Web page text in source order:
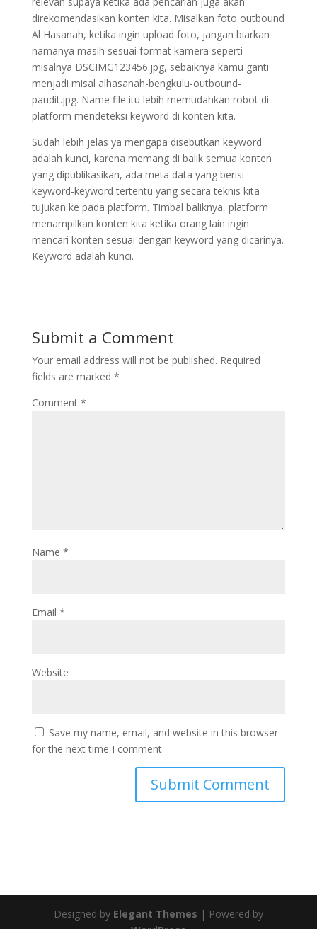
direkomendasikan konten kita. Misalkan foto outbound
Al Hasanah, ketika ingin upload foto, jangan biarkan
namanya masih sesuai format kamera seperti
misalnya DSCIMG123456.jpg, sebaiknya kamu ganti
menjadi misal alhasanah-bengkulu-outbound-
paudit.jpg. Name file itu lebih memudahkan robot di
platform mendeteksi keyword di konten kita.
Sudah lebih jelas ya mengapa disebutkan keyword
adalah kunci, karena memang di balik semua konten
yang dipublikasikan, ada meta data yang berisi
keyword-keyword tertentu yang secara teknis kita
tujukan ke pada platform. Timbal baliknya, platform
menampilkan konten kita ketika orang lain ingin
mencari konten sesuai dengan keyword yang dicarinya.
Keyword adalah kunci.
Submit a Comment
Your email address will not be published. Required
fields are marked *
Comment *
Name *
Email *
Website
Save my name, email, and website in this browser
for the next time I comment.
Designed by Elegant Themes | Powered by